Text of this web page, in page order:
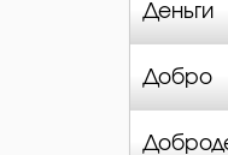
Деньги
Добро